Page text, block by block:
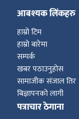
आबश्यक लिंकहरु
हाम्रो टिम
हाम्रो बारेमा
सम्पर्क
खबर पठाउनुहोस
सामाजीक संजाल तिर
बिज्ञापनको लागी
पत्राचार ठेगाना